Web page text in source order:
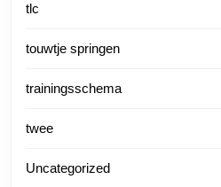
tlc
touwtje springen
trainingsschema
twee
Uncategorized